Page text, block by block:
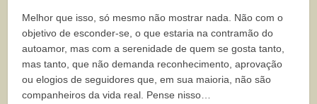
Melhor que isso, só mesmo não mostrar nada. Não com o
objetivo de esconder-se, o que estaria na contramão do
autoamor, mas com a serenidade de quem se gosta tanto,
mas tanto, que não demanda reconhecimento, aprovação
ou elogios de seguidores que, em sua maioria, não são
companheiros da vida real. Pense nisso…